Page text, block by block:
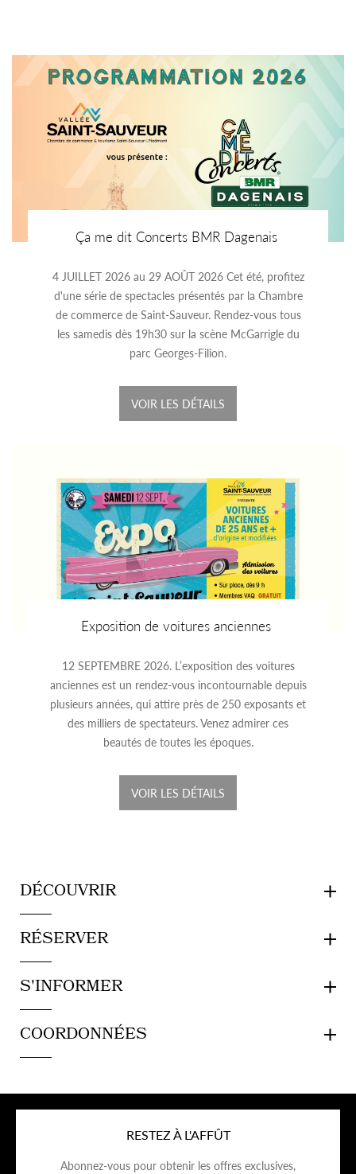
Ça me dit Concerts BMR Dagenais
4 JUILLET 2026 au 29 AOÛT 2026 Cet été, profitez
d'une série de spectacles présentés par la Chambre
de commerce de Saint-Sauveur. Rendez-vous tous
les samedis dès 19h30 sur la scène McGarrigle du
parc Georges-Filion.
VOIR LES DÉTAILS
Exposition de voitures anciennes
12 SEPTEMBRE 2026. L’exposition des voitures
anciennes est un rendez-vous incontournable depuis
plusieurs années, qui attire près de 250 exposants et
des milliers de spectateurs. Venez admirer ces
beautés de toutes les époques.
VOIR LES DÉTAILS
DÉCOUVRIR
RÉSERVER
S'INFORMER
COORDONNÉES
RESTEZ À L'AFFÛT
Abonnez-vous pour obtenir les offres exclusives,